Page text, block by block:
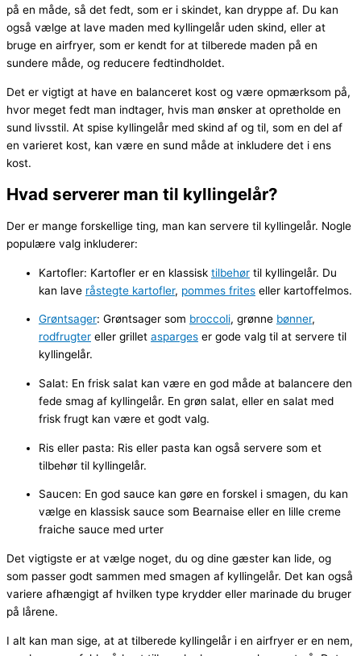
på en måde, så det fedt, som er i skindet, kan dryppe af. Du kan
også vælge at lave maden med kyllingelår uden skind, eller at
bruge en airfryer, som er kendt for at tilberede maden på en
sundere måde, og reducere fedtindholdet.
Det er vigtigt at have en balanceret kost og være opmærksom på,
hvor meget fedt man indtager, hvis man ønsker at opretholde en
sund livsstil. At spise kyllingelår med skind af og til, som en del af
en varieret kost, kan være en sund måde at inkludere det i ens
kost.
Hvad serverer man til kyllingelår?
Der er mange forskellige ting, man kan servere til kyllingelår. Nogle
populære valg inkluderer:
Kartofler: Kartofler er en klassisk tilbehør til kyllingelår. Du
kan lave råstegte kartofler, pommes frites eller kartoffelmos.
Grøntsager: Grøntsager som broccoli, grønne bønner,
rodfrugter eller grillet asparges er gode valg til at servere til
kyllingelår.
Salat: En frisk salat kan være en god måde at balancere den
fede smag af kyllingelår. En grøn salat, eller en salat med
frisk frugt kan være et godt valg.
Ris eller pasta: Ris eller pasta kan også servere som et
tilbehør til kyllingelår.
Saucen: En god sauce kan gøre en forskel i smagen, du kan
vælge en klassisk sauce som Bearnaise eller en lille creme
fraiche sauce med urter
Det vigtigste er at vælge noget, du og dine gæster kan lide, og
som passer godt sammen med smagen af kyllingelår. Det kan også
variere afhængigt af hvilken type krydder eller marinade du bruger
på lårene.
I alt kan man sige, at at tilberede kyllingelår i en airfryer er en nem,